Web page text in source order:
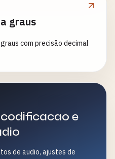
graus
com precisão decimal
e
de audio, ajustes de